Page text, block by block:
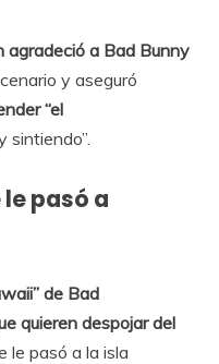
agradeció a Bad Bunny
y aseguró
“el
sintiendo”.
pasó a
de Bad
quieren despojar del
le pasó a la isla